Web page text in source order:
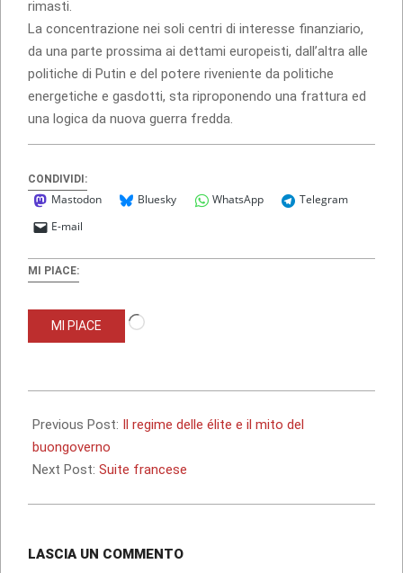
rimasti.
La concentrazione nei soli centri di interesse finanziario,
da una parte prossima ai dettami europeisti, dall’altra alle
politiche di Putin e del potere riveniente da politiche
energetiche e gasdotti, sta riproponendo una frattura ed
una logica da nuova guerra fredda.
CONDIVIDI:
Mastodon Bluesky WhatsApp
Telegram
E-mail
MI PIACE:
MI PIACE
01-
08
Previous Post: Il regime delle élite e il mito del
buongoverno
Next Post: Suite francese
LASCIA UN COMMENTO